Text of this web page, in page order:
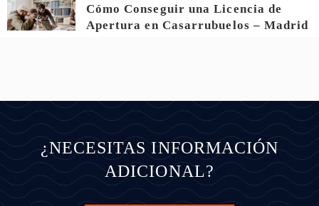
Cómo Conseguir una Licencia de
Apertura en Casarrubuelos – Madrid
¿NECESITAS INFORMACIÓN
ADICIONAL?